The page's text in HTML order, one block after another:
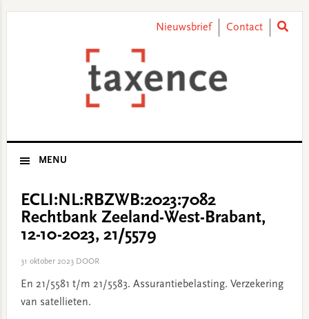
Nieuwsbrief Contact
MENU
ECLI:NL:RBZWB:2023:7082
Rechtbank Zeeland-West-Brabant,
12-10-2023, 21/5579
31 oktober 2023DOOR
En 21/5581 t/m 21/5583. Assurantiebelasting. Verzekering
van satellieten.